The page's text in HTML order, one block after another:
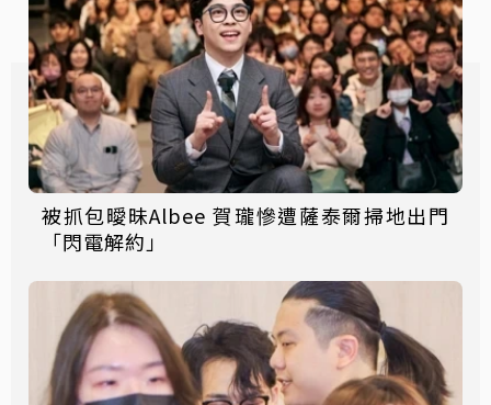
被抓包曖昧Albee 賀瓏慘遭薩泰爾掃地出門
「閃電解約」